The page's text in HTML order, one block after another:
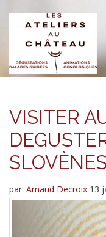
VISITER
SLOVÈNES
par: Arnaud Decroix 13